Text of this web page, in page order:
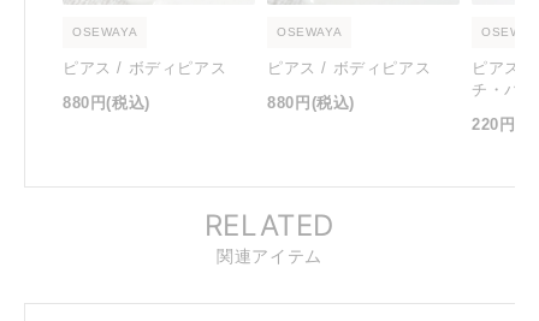
OSEWAYA
ピアス / ボディピアス
880円(税込)
OSEWAYA
ピアス / ボディピアス
880円 (税込)
ピアス /
チ・パ
220円
RELATED
関連アイテム